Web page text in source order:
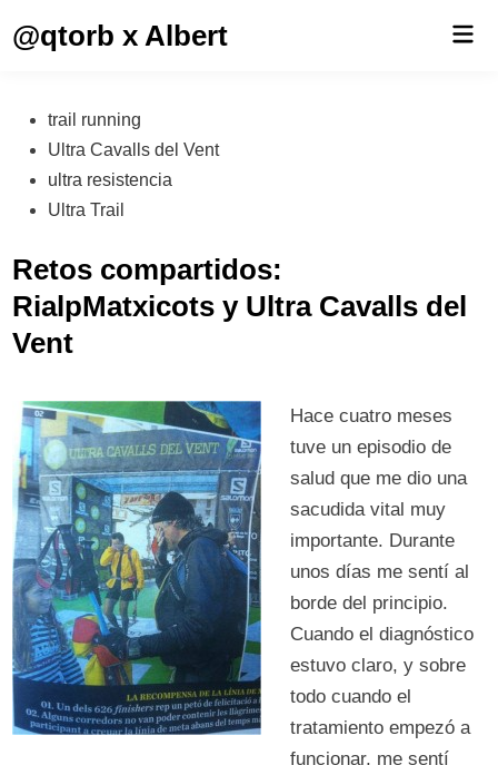
@qtorb x Albert
Publicado
en
trail running
Ultra Cavalls del Vent
ultra resistencia
Ultra Trail
Retos compartidos:
RialpMatxicots y Ultra Cavalls del
Vent
Hace cuatro meses
tuve un episodio de
salud que me dio una
sacudida vital muy
importante. Durante
unos días me sentí al
borde del principio.
Cuando el diagnóstico
estuvo claro, y sobre
todo cuando el
tratamiento empezó a
funcionar, me sentí